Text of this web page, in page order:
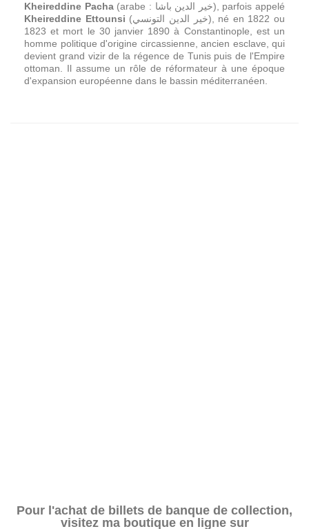
Kheireddine Pacha(arabe : خير الدين باشا), parfois appelé
Kheireddine Ettounsi (خير الدين التونسي), né en 1822 ou
1823 et mort le 30 janvier 1890 à Constantinople, est un
homme politique d'origine circassienne, ancien esclave, qui
devient grand vizir de la régence de Tunis puis de l'Empire
ottoman. Il assume un rôle de réformateur à une époque
d'expansion européenne dans le bassin méditerranéen.
Pour l'achat de billets de banque de collection,
visitez ma boutique en ligne sur